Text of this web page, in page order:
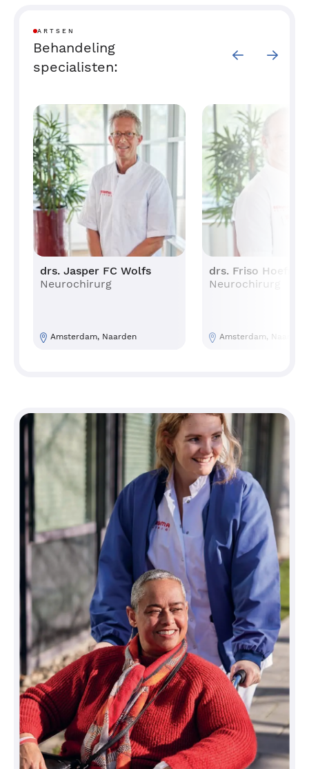
ARTSEN
Behandeling
specialisten:
drs. Jasper FC Wolfs
Neurochirurg
Amsterdam, Naarden
drs. Friso
Neurochirurg
Amsterdam, Naarden